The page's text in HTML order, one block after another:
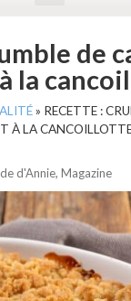
de
la
» RECETTE :
À LA
d'Annie, Magazine